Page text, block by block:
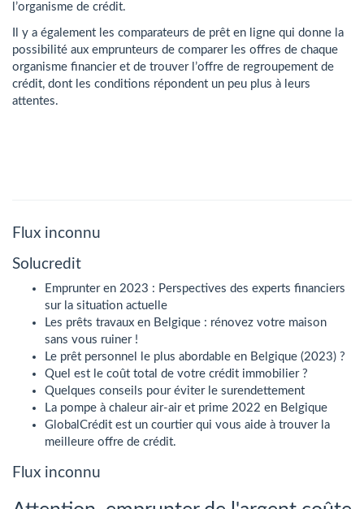
l’organisme de crédit.
Il y a également les comparateurs de prêt en ligne qui donne la
possibilité aux emprunteurs de comparer les offres de chaque
organisme financier et de trouver l’offre de regroupement de
crédit, dont les conditions répondent un peu plus à leurs
attentes.
Flux inconnu
Solucredit
Emprunter en 2023 : Perspectives des experts financiers
sur la situation actuelle
Les prêts travaux en Belgique : rénovez votre maison
sans vous ruiner !
Le prêt personnel le plus abordable en Belgique (2023) ?
Quel est le coût total de votre crédit immobilier ?
Quelques conseils pour éviter le surendettement
La pompe à chaleur air-air et prime 2022 en Belgique
GlobalCrédit est un courtier qui vous aide à trouver la
meilleure offre de crédit.
Flux inconnu